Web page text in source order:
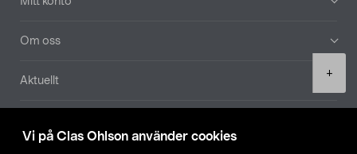
Vi på Clas Ohlson använder cookies
+
Om oss
Aktuellt